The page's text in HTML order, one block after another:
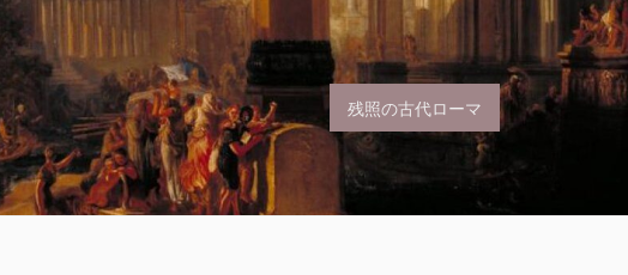
残照の古代ローマ